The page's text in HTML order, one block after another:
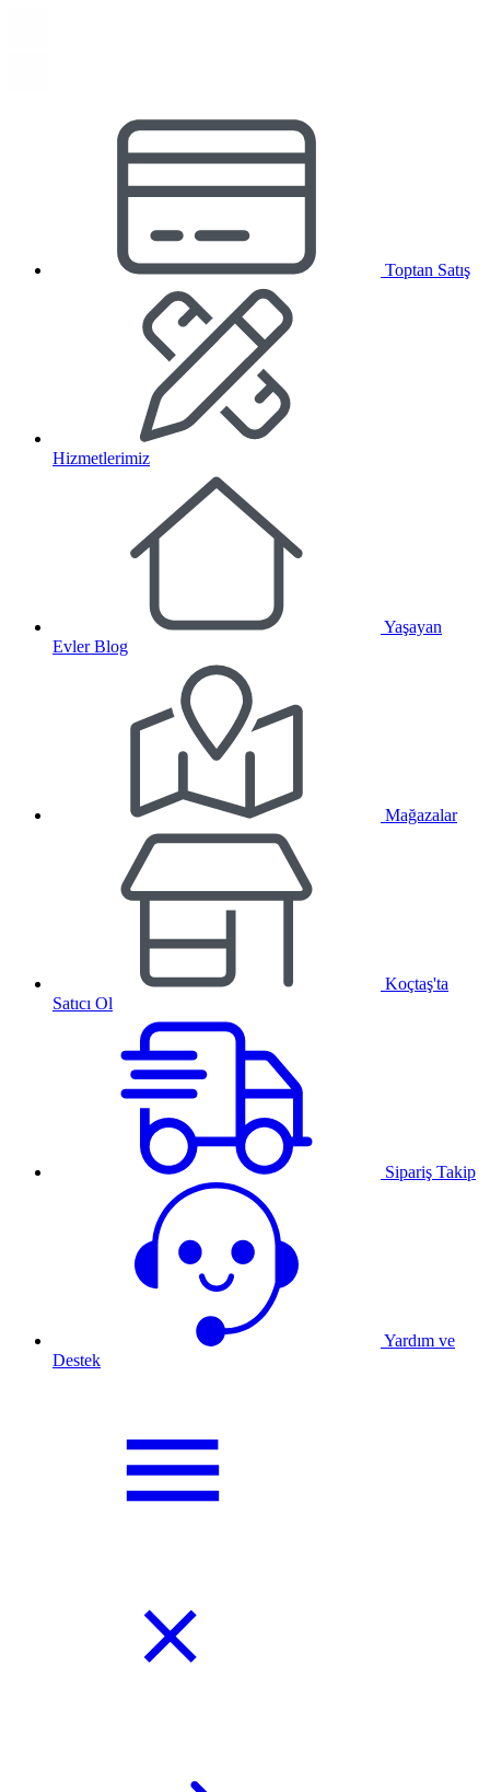
Toptan Satış
Hizmetlerimiz
Yaşayan
Evler Blog
Mağazalar
Koçtaş'ta
Satıcı Ol
Sipariş Takip
Yardım ve
Destek